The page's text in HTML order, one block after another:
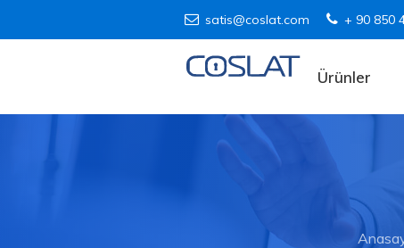
satis@coslat.com + 90 850
Ürünler